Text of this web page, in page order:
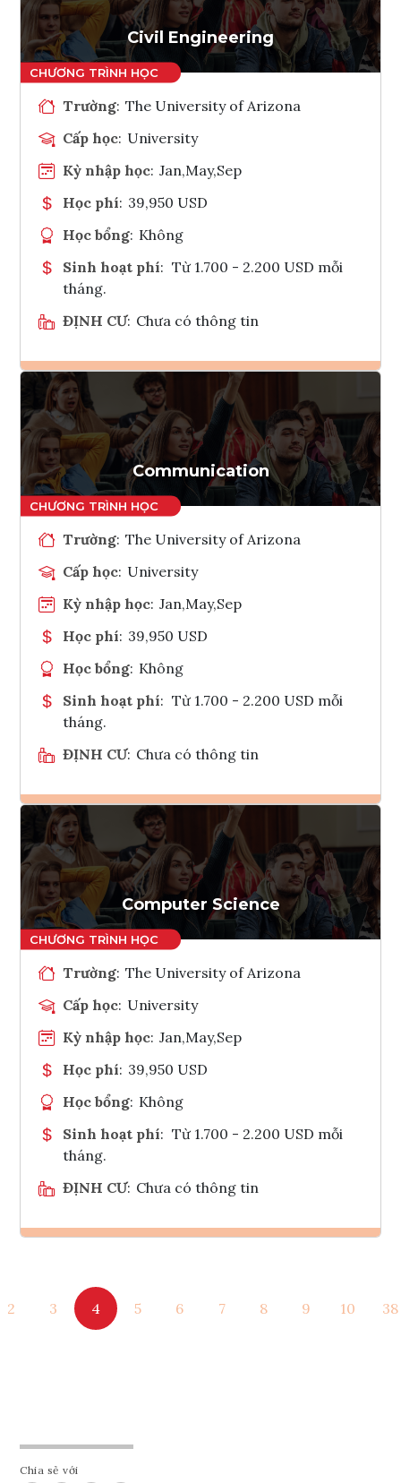
Tham vấn Interlink
Civil Engineering
Trường: The University of Arizona
Cấp học: University
Kỳ nhập học: Jan,May,Sep
Học phí: 39,950 USD
Học bổng: Không
Sinh hoạt phí: Từ 1.700 - 2.200 USD mỗi
tháng.
ĐỊNH CƯ: Chưa có thông tin
Ghi danh
Tham vấn Interlink
Communication
Trường: The University of Arizona
Cấp học: University
Kỳ nhập học: Jan,May,Sep
Học phí: 39,950 USD
Học bổng: Không
Sinh hoạt phí: Từ 1.700 - 2.200 USD mỗi
tháng.
ĐỊNH CƯ: Chưa có thông tin
Ghi danh
Tham vấn Interlink
Computer Science
Trường: The University of Arizona
Cấp học: University
Kỳ nhập học: Jan,May,Sep
Học phí: 39,950 USD
Học bổng: Không
Sinh hoạt phí: Từ 1.700 - 2.200 USD mỗi
tháng.
ĐỊNH CƯ: Chưa có thông tin
Tham vấn Interlink
2 3 4 5 6 7 8 9 10 38
Chia sẻ với